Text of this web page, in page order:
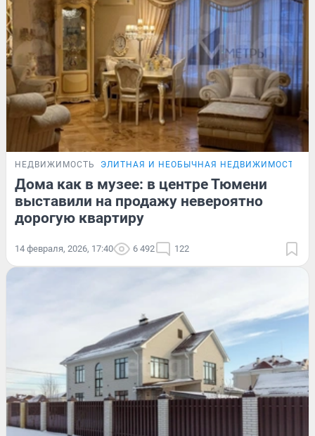
НЕДВИЖИМОСТЬ ЭЛИТНАЯ И НЕОБЫЧНАЯ НЕДВИЖИМОСТЬ
Дома как в музее: в центре Тюмени
выставили на продажу невероятно
дорогую квартиру
14 февраля, 2026, 17:40 6 492 122